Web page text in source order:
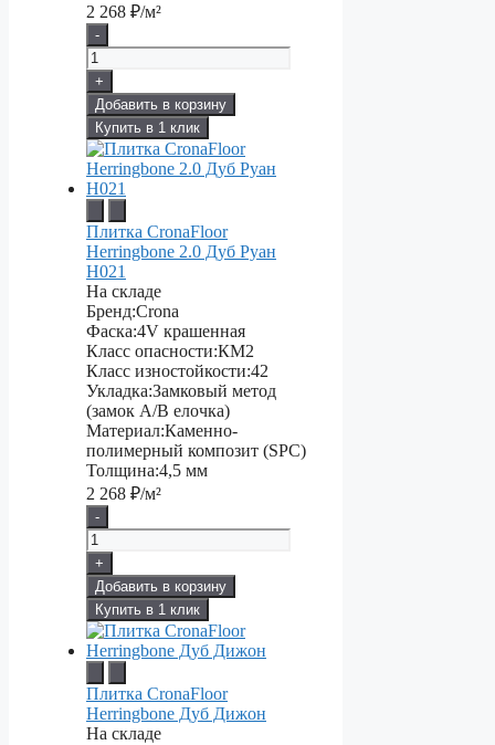
2 268 ₽/м²
-
+
Добавить в корзину
Купить в 1 клик
Плитка CronaFloor
Herringbone 2.0 Дуб Руан
H021
На складе
Бренд:Crona
Фаска:4V крашенная
Класс опасности:КМ2
Класс изностойкости:42
Укладка:Замковый метод
(замок А/В елочка)
Материал:Каменно-
полимерный композит (SPC)
Толщина:4,5 мм
2 268 ₽/м²
-
+
Добавить в корзину
Купить в 1 клик
Плитка CronaFloor
Herringbone Дуб Дижон
На складе